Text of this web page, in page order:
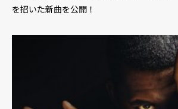
を招いた新曲を公開！